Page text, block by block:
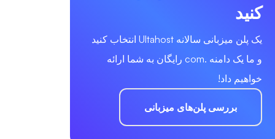
کنید
یک پلن میزبانی سالانه Ultahost انتخاب کنید
و ما یک دامنه .com رایگان به شما ارائه
خواهیم داد!
بررسی پلن‌های میزبانی